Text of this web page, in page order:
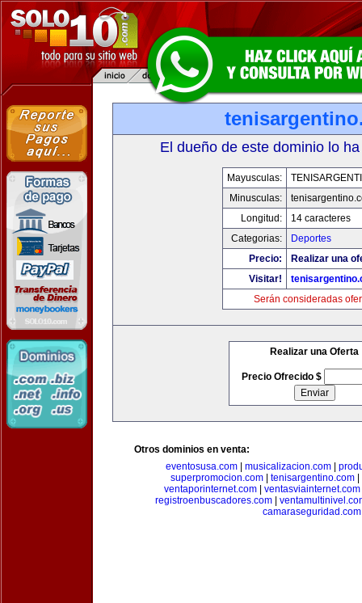
El dueño de este dominio lo
Mayusculas:
Minusculas:
Longitud:
14 caracteres
Categorias:
Deportes
Precio:
Realizar una
Visitar!
Serán consideradas
Realizar una Oferta
Precio Ofrecido $
Otros dominios en venta:
eventosusa.com| musicalizacion.com|
superpromocion.com
tenisargentino.com
ventaporinternet.com
ventasviainternet.com
registroenbuscadores.com
camaraseguridad.com